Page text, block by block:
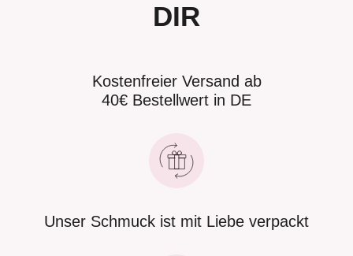
DIR
Kostenfreier Versand ab
40€ Bestellwert in DE
Unser Schmuck ist mit Liebe verpackt